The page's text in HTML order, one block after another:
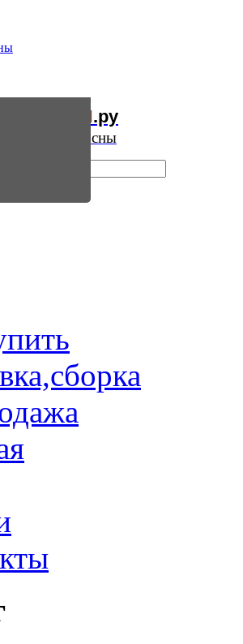
Сосны.ру
мебели из сосны